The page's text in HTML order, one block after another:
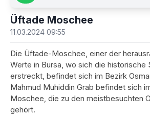
Üftade Moschee
11.03.2024 09:55
Die Üftade-Moschee, einer der
Werte in Bursa, wo sich die historische
erstreckt, befindet sich im Bezirk
Mahmud Muhiddin Grab befindet sich
Moschee, die zu den meistbesuchten
gehört.